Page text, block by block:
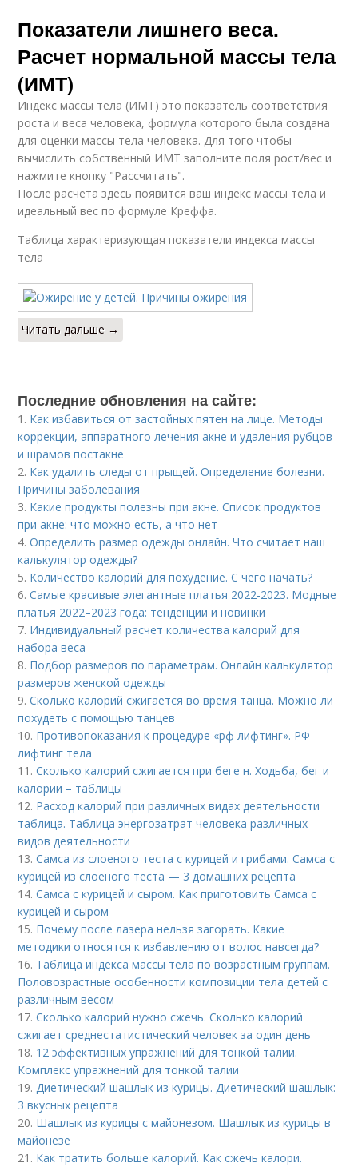
Показатели лишнего веса.
Расчет нормальной массы тела
(ИМТ)
Индекс массы тела (ИМТ) это показатель соответствия
роста и веса человека, формула которого была создана
для оценки массы тела человека. Для того чтобы
вычислить собственный ИМТ заполните поля рост/вес и
нажмите кнопку "Рассчитать".
После расчёта здесь появится ваш индекс массы тела и
идеальный вес по формуле Креффа.
Таблица характеризующая показатели индекса массы
тела
Читать дальше →
Последние обновления на сайте:
1. Как избавиться от застойных пятен на лице. Методы
коррекции, аппаратного лечения акне и удаления рубцов
и шрамов постакне
2. Как удалить следы от прыщей. Определение болезни.
Причины заболевания
3. Какие продукты полезны при акне. Список продуктов
при акне: что можно есть, а что нет
4.Определить размер одежды онлайн. Что считает наш
калькулятор одежды?
5. Количество калорий для похудение. С чего начать?
6.Самые красивые элегантные платья 2022-2023. Модные
платья 2022–2023 года: тенденции и новинки
7. Индивидуальный расчет количества калорий для
набора веса
8. Подбор размеров по параметрам. Онлайн калькулятор
размеров женской одежды
9.Сколько калорий сжигается во время танца. Можно ли
похудеть с помощью танцев
10. Противопоказания к процедуре «рф лифтинг». РФ
лифтинг тела
11.Сколько калорий сжигается при беге н. Ходьба, бег и
калории – таблицы
12. Расход калорий при различных видах деятельности
таблица. Таблица энергозатрат человека различных
видов деятельности
13.Самса из слоеного теста с курицей и грибами. Самса с
курицей из слоеного теста — 3 домашних рецепта
14.Самса с курицей и сыром. Как приготовить Самса с
курицей и сыром
15. Почему после лазера нельзя загорать. Какие
методики относятся к избавлению от волос навсегда?
16. Таблица индекса массы тела по возрастным группам.
Половозрастные особенности композиции тела детей с
различным весом
17.Сколько калорий нужно сжечь. Сколько калорий
сжигает среднестатистический человек за один день
18. 12 эффективных упражнений для тонкой талии.
Комплекс упражнений для тонкой талии
19.Диетический шашлык из курицы. Диетический шашлык:
3 вкусных рецепта
20. Шашлык из курицы с майонезом. Шашлык из курицы в
майонезе
21. Как тратить больше калорий. Как сжечь калори.